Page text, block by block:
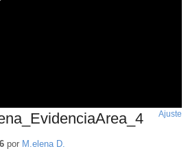
Ajuste
por M.elena D.